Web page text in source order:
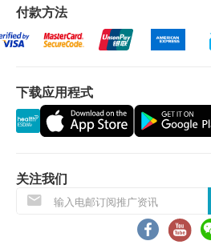
其中一款猫狗专用麦芦卡蜂蜜
厂房设于纽西兰南部
卡蜂蜜养殖农场和制造商。
UMF认证（牌照号码1032）
话或电邮通知顾客再作安排。
保用条款 ：
应最少有9个月或以上。
退换条款 ：
有损毁情况，一经确认签收
退换产品必须包装完整，如
或过期退回，供应商有权不
如有其他损坏或遗漏查询，
付款方法
下载应用程式
关注我们